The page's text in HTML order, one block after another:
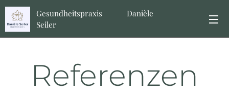
Gesundheitspraxis Danièle
Seiler
Referenzen